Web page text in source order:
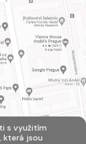
s využitím
která jsou